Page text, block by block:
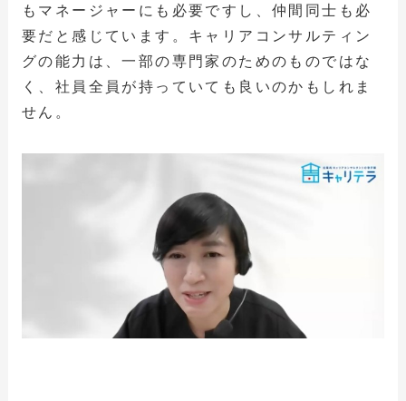
もマネージャーにも必要ですし、仲間同士も必
要だと感じています。キャリアコンサルティン
グの能力は、一部の専門家のためのものではな
く、社員全員が持っていても良いのかもしれま
せん。